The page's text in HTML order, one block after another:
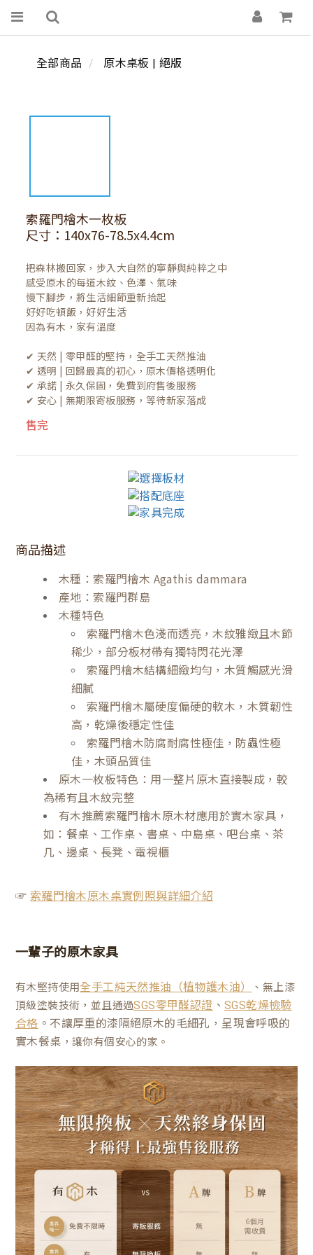
全部商品 原木桌板 | 絕版
索羅門檜木一枚板
尺寸：140x76-78.5x4.4cm
把森林搬回家，步入大自然的寧靜與純粹之中
感受原木的每道木紋、色澤、氣味
慢下腳步，將生活細節重新拾起
好好吃頓飯，好好生活
因為有木，家有溫度
✔ 天然 | 零甲醛的堅持，全手工天然推油
✔ 透明 | 回歸最真的初心，原木價格透明化
✔ 承諾 | 永久保固，免費到府售後服務
✔ 安心 | 無期限寄板服務，等待新家落成
售完
商品描述
木種：索羅門檜木 Agathis dammara
產地：索羅門群島
木種特色
索羅門檜木色淺而透亮，木紋雅緻且木節
稀少，部分板材帶有獨特閃花光澤
索羅門檜木結構細緻均勻，木質觸感光滑
細膩
索羅門檜木屬硬度偏硬的軟木，木質韌性
高，乾燥後穩定性佳
索羅門檜木防腐耐腐性極佳，防蟲性極
佳，木頭品質佳
原木一枚板特色：用一整片原木直接製成，較
為稀有且木紋完整
有木推薦索羅門檜木原木材應用於實木家具，
如：餐桌、工作桌、書桌、中島桌、吧台桌、茶
几、邊桌、長凳、電視櫃
☞ 索羅門檜木原木桌實例照與詳細介紹
一輩子的原木家具
有木堅持使用全手工純天然推油（植物護木油）
、無上漆
頂級塗裝技術，並且通過SGS零甲醛認證 、SGS乾燥檢驗
合格 。不讓厚重的漆隔絕原木的毛細孔，呈現會呼吸的
實木餐桌 ，讓你有個安心的家。